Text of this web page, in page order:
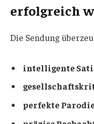
erfolgreich
Die Sendung
intelligente
perfekte